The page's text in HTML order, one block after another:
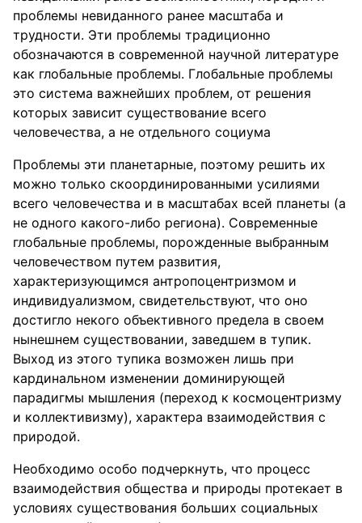
проблемы невиданного ранее масштаба и
трудности. Эти проблемы традиционно
обозначаются в современной научной литературе
как глобальные проблемы. Глобальные проблемы
это система важнейших проблем, от решения
которых зависит существование всего
человечества, а не отдельного социума
Проблемы эти планетарные, поэтому решить их
можно только скоординированными усилиями
всего человечества и в масштабах всей планеты (а
не одного какого-либо региона). Современные
глобальные проблемы, порожденные выбранным
человечеством путем развития,
характеризующимся антропоцентризмом и
индивидуализмом, свидетельствуют, что оно
достигло некого объективного предела в своем
нынешнем существовании, заведшем в тупик.
Выход из этого тупика возможен лишь при
кардинальном изменении доминирующей
парадигмы мышления (переход к космоцентризму
и коллективизму), характера взаимодействия с
природой.
Необходимо особо подчеркнуть, что процесс
взаимодействия общества и природы протекает в
условиях существования больших социальных